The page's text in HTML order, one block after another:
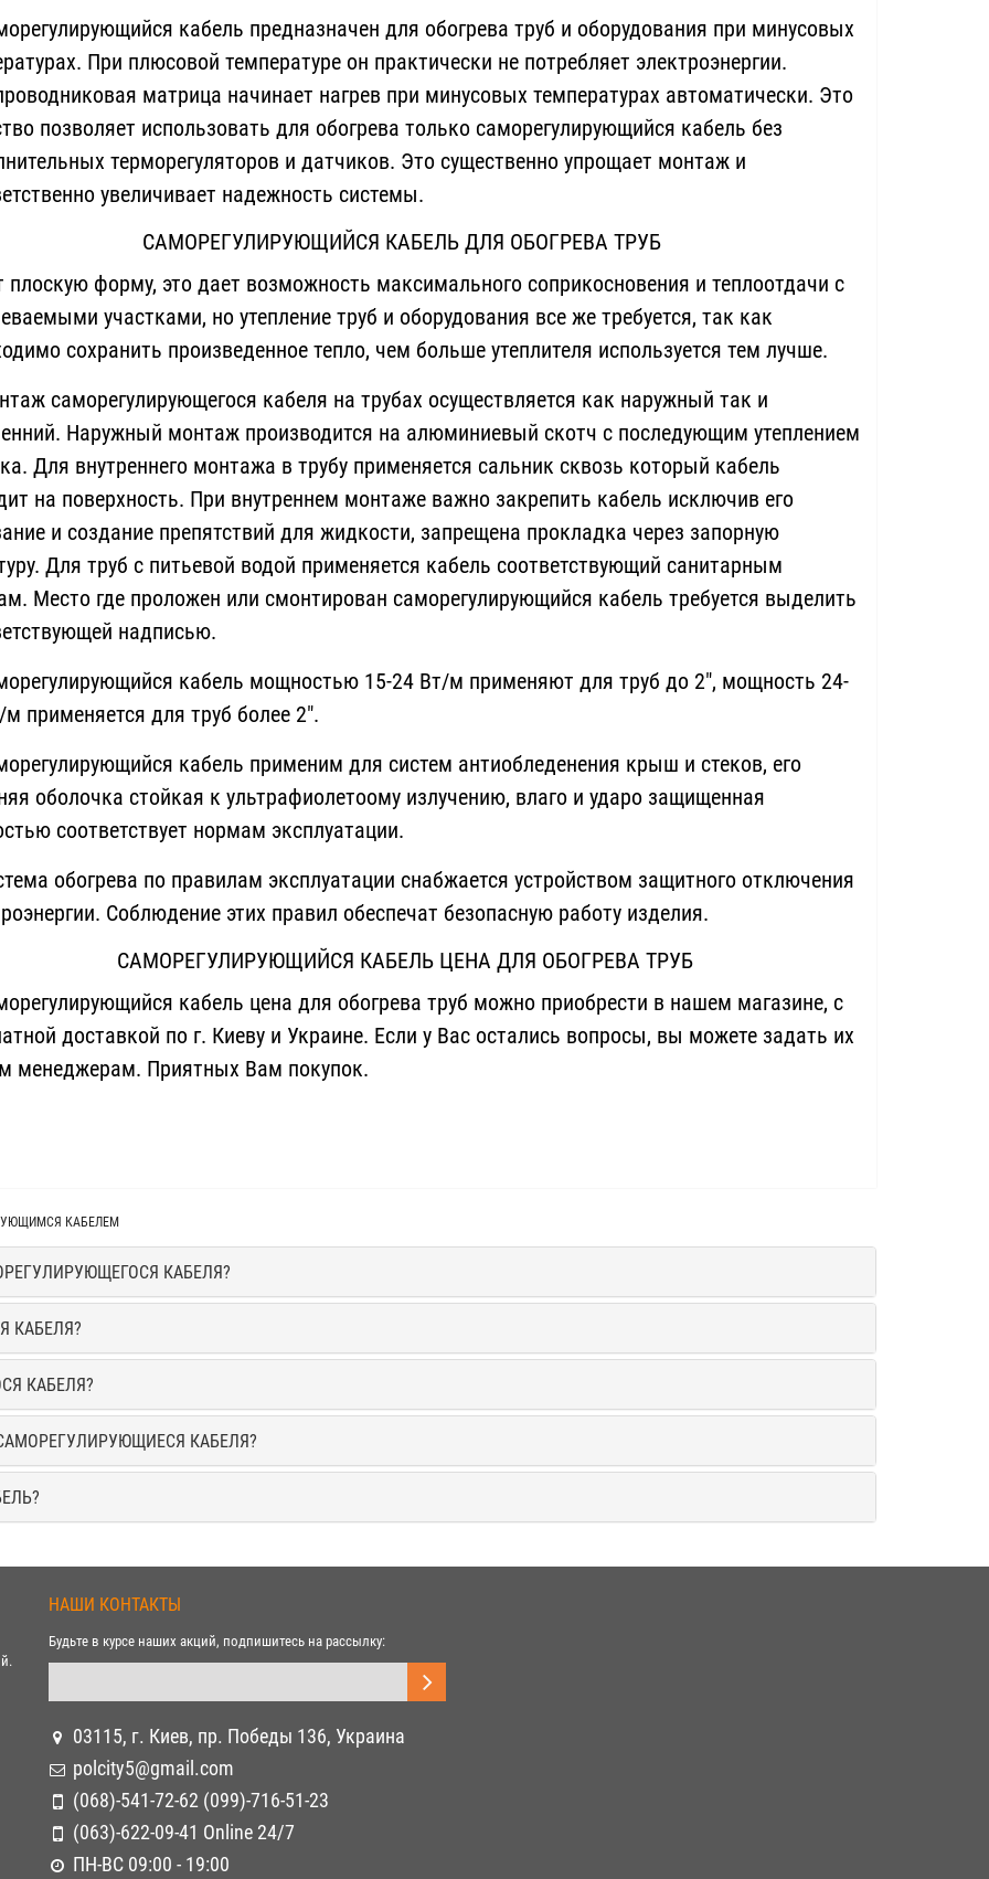
кабель предназначен для обогрева труб и оборудования при минусовых
При плюсовой температуре он практически не потребляет электроэнергии.
матрица начинает нагрев при минусовых температурах автоматически. Это
позволяет использовать для обогрева только саморегулирующийся кабель без
терморегуляторов и датчиков. Это существенно упрощает монтаж и
увеличивает надежность системы.
САМОРЕГУЛИРУЮЩИЙСЯ КАБЕЛЬ ДЛЯ ОБОГРЕВА ТРУБ
плоскую форму, это дает возможность максимального соприкосновения и теплоотдачи с
участками, но утепление труб и оборудования все же требуется, так как
сохранить произведенное тепло, чем больше утеплителя используется тем лучше.
саморегулирующегося кабеля на трубах осуществляется как наружный так и
Наружный монтаж производится на алюминиевый скотч с последующим утеплением
Для внутреннего монтажа в трубу применяется сальник сквозь который кабель
на поверхность. При внутреннем монтаже важно закрепить кабель исключив его
и создание препятствий для жидкости, запрещена прокладка через запорную
Для труб с питьевой водой применяется кабель соответствующий санитарным
Место где проложен или смонтирован саморегулирующийся кабель требуется выделить
надписью.
кабель мощностью 15-24 Вт/м применяют для труб до 2", мощность 24-
применяется для труб более 2".
кабель применим для систем антиобледенения крыш и стеков, его
оболочка стойкая к ультрафиолетоому излучению, влаго и ударо защищенная
соответствует нормам эксплуатации.
обогрева по правилам эксплуатации снабжается устройством защитного отключения
Соблюдение этих правил обеспечат безопасную работу изделия.
САМОРЕГУЛИРУЮЩИЙСЯ КАБЕЛЬ ЦЕНА ДЛЯ ОБОГРЕВА ТРУБ
кабель цена для обогрева труб можно приобрести в нашем магазине, с
доставкой по г. Киеву и Украине. Если у Вас остались вопросы, вы можете задать их
менеджерам. Приятных Вам покупок.
КАБЕЛЕМ
КАБЕЛЯ?
КАБЕЛЯ?
КАБЕЛЯ?
КАБЕЛЯ?
НАШИ КОНТАКТЫ
Будьте в курсе наших акций, подпишитесь на рассылку:
03115, г. Киев, пр. Победы 136, Украина
polcity5@gmail.com
(068)-541-72-62 (099)-716-51-23
(063)-622-09-41 Online 24/7
ПН-ВС 09:00 - 19:00